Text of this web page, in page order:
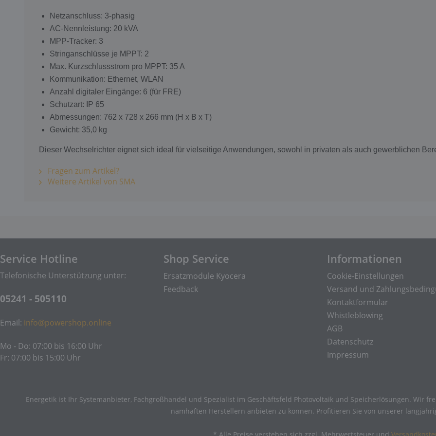
Netzanschluss: 3-phasig
AC-Nennleistung: 20 kVA
MPP-Tracker: 3
Stringanschlüsse je MPPT: 2
Max. Kurzschlussstrom pro MPPT: 35 A
Kommunikation: Ethernet, WLAN
Anzahl digitaler Eingänge: 6 (für FRE)
Schutzart: IP 65
Abmessungen: 762 x 728 x 266 mm (H x B x T)
Gewicht: 35,0 kg
Dieser Wechselrichter eignet sich ideal für vielseitige Anwendungen, sowohl in privaten als auch gewerblichen
Fragen zum Artikel?
Weitere Artikel von SMA
Service Hotline
Telefonische Unterstützung unter:
05241 - 505110
Email: info@powershop.online
Mo - Do: 07:00 bis 16:00 Uhr
Fr: 07:00 bis 15:00 Uhr
Shop Service
Ersatzmodule Kyocera
Feedback
Informationen
Cookie-Einstellungen
Versand und
Kontaktformular
Whistleblowing
AGB
Datenschutz
Impressum
Energetik ist Ihr Systemanbieter, Fachgroßhandel und Spezialist im Geschäftsfeld Photovoltaik und Speicherlösungen. Wir
namhaften Herstellern anbieten zu können. Profitieren Sie von unserer